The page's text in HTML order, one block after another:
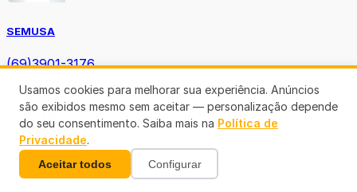
SEMUSA
(69)3901-3176
Diário Oficial TCE-RO
Usamos cookies para melhorar sua experiência. Anúncios
são exibidos mesmo sem aceitar — personalização depende
do seu consentimento. Saiba mais na Política de
Privacidade.
Aceitar todos Configurar